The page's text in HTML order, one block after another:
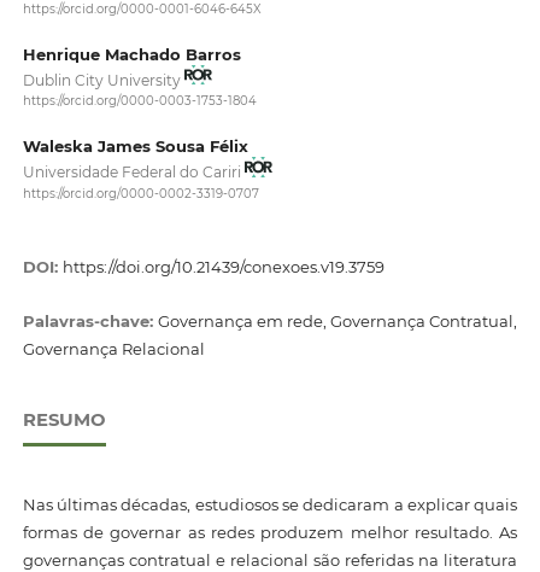
https://orcid.org/0000-0001-6046-645X
Henrique Machado Barros
Dublin City University
https://orcid.org/0000-0003-1753-1804
Waleska James Sousa Félix
Universidade Federal do Cariri
https://orcid.org/0000-0002-3319-0707
DOI: https://doi.org/10.21439/conexoes.v19.3759
Palavras-chave: Governança em rede, Governança Contratual,
Governança Relacional
RESUMO
Nas últimas décadas, estudiosos se dedicaram a explicar quais
formas de governar as redes produzem melhor resultado. As
governanças contratual e relacional são referidas na literatura